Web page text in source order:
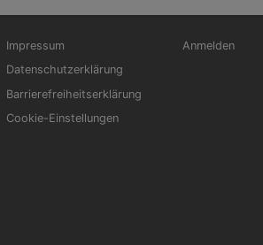
Fußbereichsmenü
Impressum
Datenschutzerklärung
Barrierefreiheitserklärung
Cookie-Einstellungen
Anmelden